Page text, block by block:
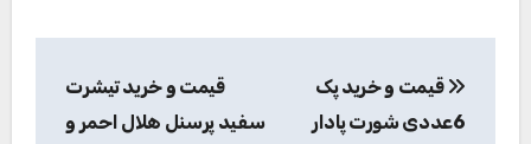
نوشته
قیمت و خرید پک
6عددی شورت پادار
قیمت و خرید تیشرت
سفید پرسنل هلال احمر و